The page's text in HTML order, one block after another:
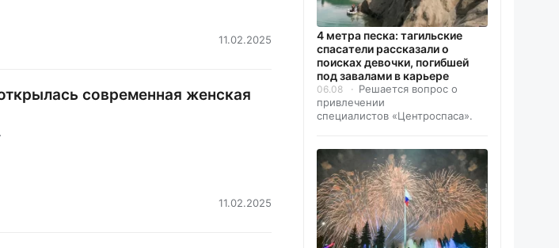
11.02.2025
современная женская
11.02.2025
4 метра песка: тагильские
спасатели рассказали о
поисках девочки, погибшей
под завалами в карьере
06.08
Решается вопрос о
привлечении
специалистов «Центроспаса».